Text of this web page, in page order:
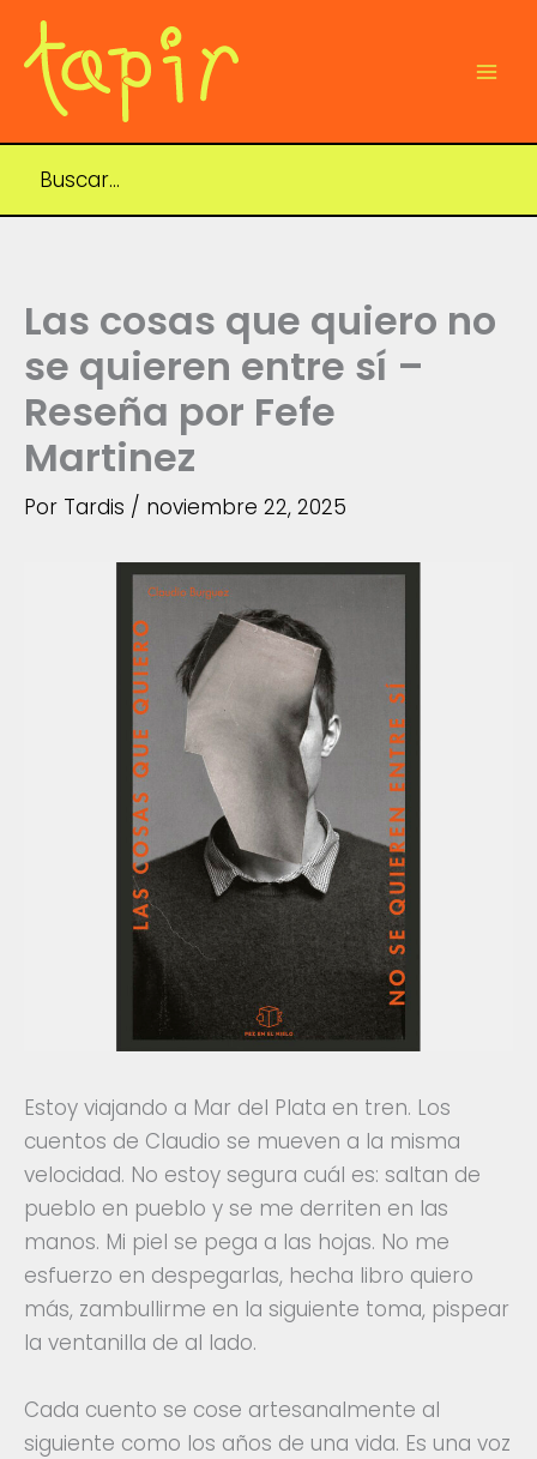
contenido
Las cosas que quiero no
se quieren entre sí –
Reseña por Fefe
Martinez
Por Tardis / noviembre 22, 2025
Estoy viajando a Mar del Plata en tren. Los
cuentos de Claudio se mueven a la misma
velocidad. No estoy segura cuál es: saltan de
pueblo en pueblo y se me derriten en las
manos. Mi piel se pega a las hojas. No me
esfuerzo en despegarlas, hecha libro quiero
más, zambullirme en la siguiente toma, pispear
la ventanilla de al lado.
Cada cuento se cose artesanalmente al
siguiente como los años de una vida. Es una voz